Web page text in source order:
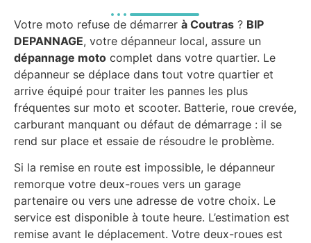
Votre moto refuse de démarrer à Coutras ? BIP
DEPANNAGE, votre dépanneur local, assure un
dépannage moto complet dans votre quartier. Le
dépanneur se déplace dans tout votre quartier et
arrive équipé pour traiter les pannes les plus
fréquentes sur moto et scooter. Batterie, roue crevée,
carburant manquant ou défaut de démarrage : il se
rend sur place et essaie de résoudre le problème.
Si la remise en route est impossible, le dépanneur
remorque votre deux-roues vers un garage
partenaire ou vers une adresse de votre choix. Le
service est disponible à toute heure. L’estimation est
remise avant le déplacement. Votre deux-roues est